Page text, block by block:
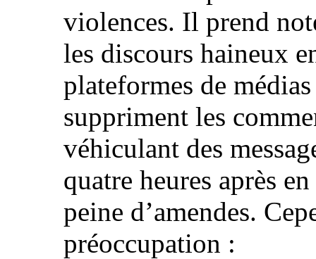
violences. Il prend
les discours haineux
plateformes de
suppriment les
véhiculant des
quatre heures après
peine d’amendes.
préoccupation :